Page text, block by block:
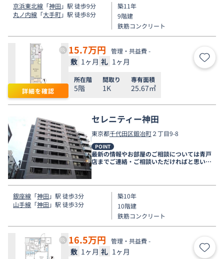
京浜東北線 「神田 」駅 徒歩9分
丸ノ内線 「大手町」駅 徒歩8分
築11年
9階建
鉄筋コンクリート
詳細を確認
15.7万円 管理・共益費 -
敷 1ヶ月 礼 1ヶ月 お気
所在階
5階
間取り
1K
専有面積
25.67㎡
セレニティー神田
東京都千代田区鍛冶町２丁目9-8
POINT
最新の情報やお部屋のご相談については青戸
店までご連絡・ご相談いただければと思いま
す。
銀座線 「神田 」駅 徒歩3分
山手線 「神田 」駅 徒歩3分
築10年
10階建
鉄筋コンクリート
16.5万円 管理・共益費 -
敷 1ヶ月 礼 1ヶ月 お気